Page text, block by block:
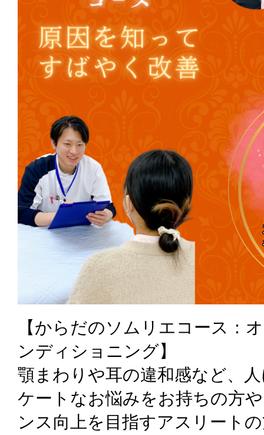
【からだのソムリエコース：
ンディショニング】
顎まわりや耳の違和感など、
ケートなお悩みをお持ちの方
ンス向上を目指すアスリート